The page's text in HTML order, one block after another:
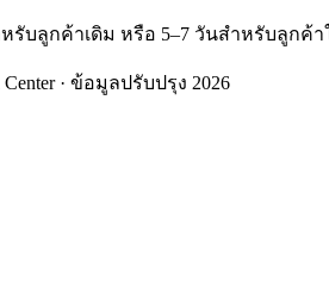
ำหรับลูกค้าเดิม หรือ 5–7 วันสำหรับลู
· ข้อมูลปรับปรุง 2026